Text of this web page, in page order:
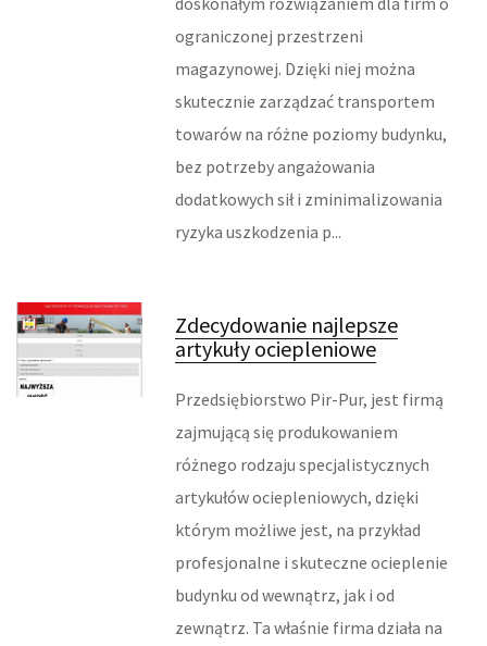
ODZIEŻ
ELEKTRONIKA, RTV, AGD
ART. DLA ZWIERZĄT
OGRÓD, ROŚLINY
ART. SPOŻYWCZE
MATERIAŁY EKSPLOATACYJNE
INNE SKLEPY
URZĄDZENIA SPECJALISTYCZNE
MASZYNY
NARZĘDZIA
PRZEMYSŁ METALOWY
ograniczonej przestrzeni
magazynowej. Dzięki niej można
skutecznie zarządzać transportem
towarów na różne poziomy budynku,
bez potrzeby angażowania
dodatkowych sił i zminimalizowania
ryzyka uszkodzenia p...
Zdecydowanie najlepsze
artykuły ociepleniowe
Przedsiębiorstwo Pir-Pur, jest firmą
zajmującą się produkowaniem
różnego rodzaju specjalistycznych
artykułów ociepleniowych, dzięki
którym możliwe jest, na przykład
profesjonalne i skuteczne ocieplenie
budynku od wewnątrz, jak i od
zewnątrz. Ta właśnie firma działa na